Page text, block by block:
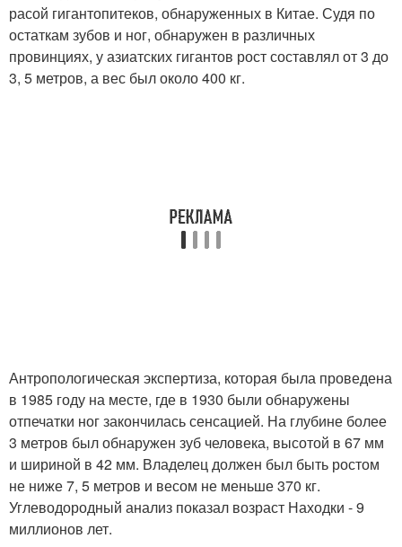
расой гигантопитеков, обнаруженных в Китае. Судя по
остаткам зубов и ног, обнаружен в различных
провинциях, у азиатских гигантов рост составлял от 3 до
3, 5 метров, а вес был около 400 кг.
Антропологическая экспертиза, которая была проведена
в 1985 году на месте, где в 1930 были обнаружены
отпечатки ног закончилась сенсацией. На глубине более
3 метров был обнаружен зуб человека, высотой в 67 мм
и шириной в 42 мм. Владелец должен был быть ростом
не ниже 7, 5 метров и весом не меньше 370 кг.
Углеводородный анализ показал возраст Находки - 9
миллионов лет.